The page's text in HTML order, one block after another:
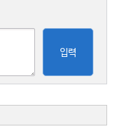
입력